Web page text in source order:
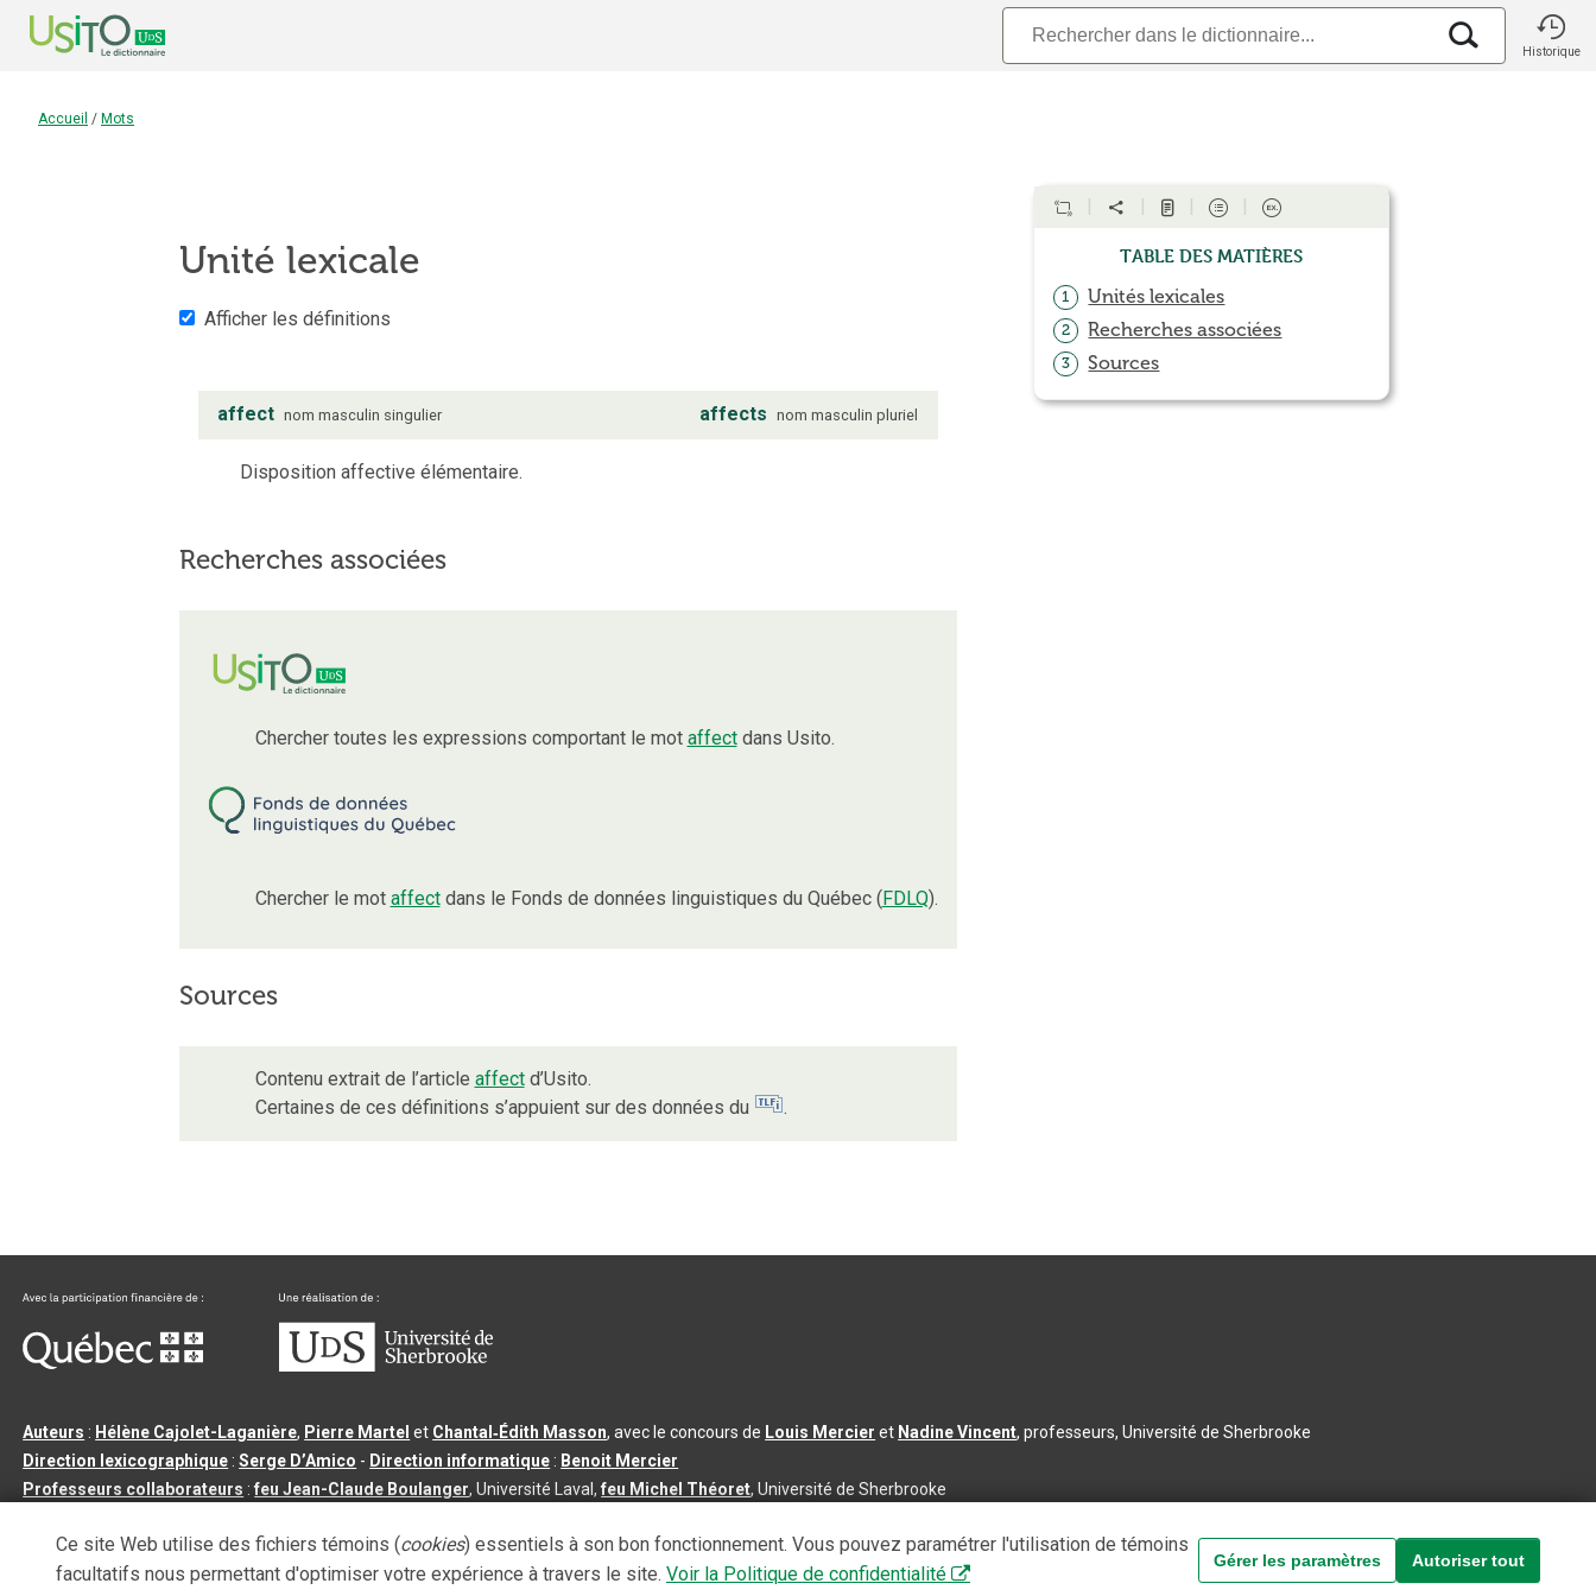
Historique
Accueil / Mots
Unité lexicale
Afficher les définitions
affect nom masculin singulier affects nom masculin pluriel
Disposition affective élémentaire.
Recherches associées
Chercher toutes les expressions comportant le mot affectdans Usito.
Chercher le mot affectdans le Fonds de données linguistiques du Québec (FDLQ).
Sources
Contenu extrait de l’article affectd’Usito.
Certaines de ces définitions s’appuient sur des données du
.
Table des matières
1 Unités lexicales
2 Recherches associées
3 Sources
Auteurs : Hélène Cajolet-Laganière, Pierre Martel et Chantal‑Édith Masson, avec le concours de Louis Mercier et Nadine Vincent, professeurs, Université de Sherbrooke
Direction lexicographique :Serge D’Amico - Direction informatique : Benoit Mercier
Professeurs collaborateurs :feu Jean-Claude Boulanger, Université Laval,feu Michel Théoret, Université de Sherbrooke
Tous droits réservés©Université de Sherbrooke |3.2.2- Dernière mise à jour du contenu :2026-08-03
Ce site Web utilise des fichiers témoins (cookies) essentiels à son bon fonctionnement. Vous pouvez paramétrer l'utilisation de témoins
facultatifs nous permettant d'optimiser votre expérience à travers le site. Voir la Politique de confidentialité
Gérer les paramètres Autoriser tout